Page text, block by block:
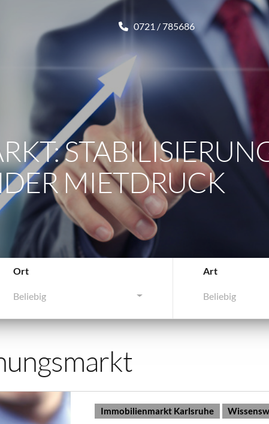
0721 / 785686
MIETDRUCK
Ort
Beliebig
Art
Beliebig
Immobilienmarkt Karlsruhe